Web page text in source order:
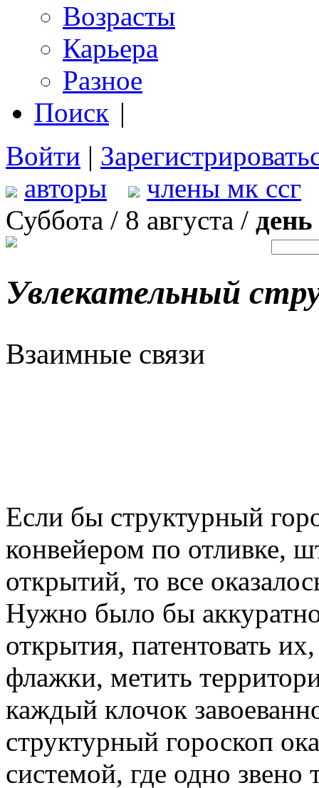
Возрасты
Карьера
Разное
Поиск |
Войти |
авторы
члены мк ссг
Суббота / 8 августа /
Увлекательный
Взаимные связи
Если бы структурный
конвейером по отливке,
открытий, то все
Нужно было бы аккуратно
открытия, патентовать
флажки, метить
каждый клочок
структурный гороскоп
системой, где одно